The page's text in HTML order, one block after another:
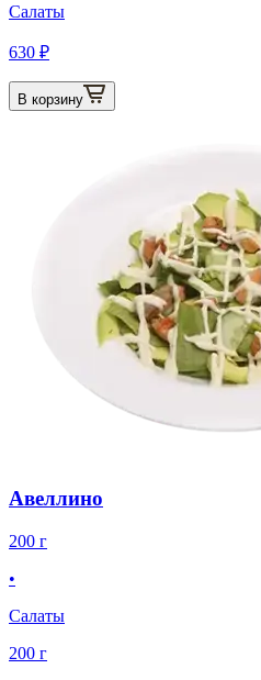
Салаты
630 ₽
В корзину
Авеллино
200 г
•
Салаты
200 г